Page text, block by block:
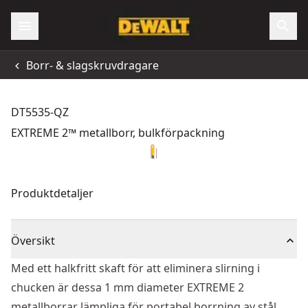
Borr- & slagskruvdragare
DT5535-QZ
EXTREME 2™ metallborr, bulkförpackning
Produktdetaljer
Översikt
Med ett halkfritt skaft för att eliminera slirning i
chucken är dessa 1 mm diameter EXTREME 2